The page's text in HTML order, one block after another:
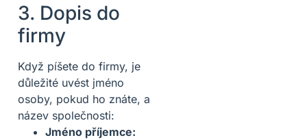
3. Dopis do
firmy
Když píšete do firmy, je
důležité uvést jméno
osoby, pokud ho znáte, a
název společnosti:
Jméno příjemce: